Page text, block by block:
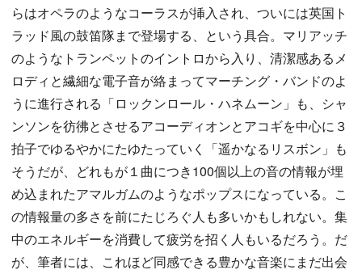
らはオペラのようなコーラスが挿入され、ついには英国ト
ラッド風の鼓笛隊まで登場する、という具合。マリアッチ
のようなトランペットのイントロから入り、清潔感あるメ
ロディと繊細な電子音が絡まってマーチング・バンドのよ
うに進行される「ロックンロール・ハネムーン」も、シャ
ンソンを彷彿とさせるアコーディオンとアコギを中心に３
拍子でゆるやかにたゆたっていく「遥かなるリスボン」も
そうだが、どれもが１曲につき100個以上の音の情報が埋
め込まれたアマルガムのようなポップスになっている。こ
の情報量の多さを前にたじろぐ人も多いかもしれない。集
中のエネルギーを消費して疲労を招く人もいるだろう。だ
が、筆者には、これほど同感できる豊かな音楽にまだ出会